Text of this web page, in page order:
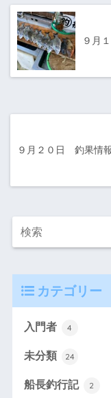
９月
９月２０日 釣果情
カテゴリー
入門者 4
未分類 24
船長釣行記 2